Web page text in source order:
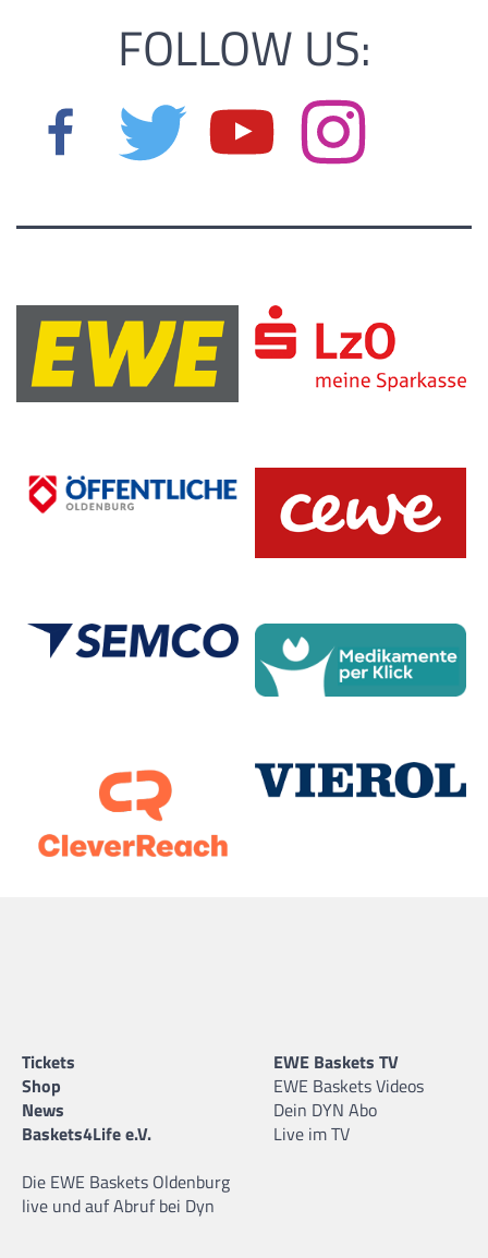
FOLLOW US:
Tickets
Shop
News
Baskets4Life e.V.
Die EWE Baskets Oldenburg
live und auf Abruf bei Dyn
EWE Baskets TV
EWE Baskets Videos
Dein DYN Abo
Live im TV